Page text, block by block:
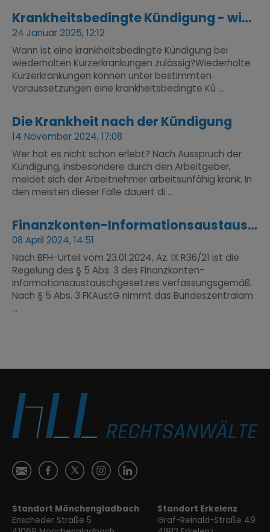
Krankheitsbedingte Kündigung - wiederholte Kurzerkrankungen
24 Januar 2025, 12:12
Wann ist eine krankheitsbedingte Kündigung bei
wiederholten Kurzerkrankungen zulässig?Wiederholte
Kurzerkrankungen können unter bestimmten
Voraussetzungen eine krankheitsbedingte Kü ...
Die Krankheit nach der Kündigung
14 November 2024, 17:08
Wer hat es nicht schon erlebt? Nach Ausspruch der
Kündigung, insbesondere durch den Arbeitgeber,
meldet sich der Arbeitnehmer arbeitsunfähig krank. In
den meisten dieser Fälle dauert di ...
Finanzkonten-Informationsaustauschgesetz
08 April 2024, 14:51
Nach BFH-Urteil vom 23.01.2024, Az. IX R36/21 ist die
Regelung des § 5 Abs. 3 des Finanzkonten-
Informationsaustauschgesetzes verfassungsgemäß.
Nach § 5 Abs. 3 FKAustG nimmt das Bundeszentralam
...
Ś ă  Ⱥ ɐ
Standort Mönchengladbach
Enscheder Straße 5
Standort Erkelenz
Graf-Reinald-Straße 49